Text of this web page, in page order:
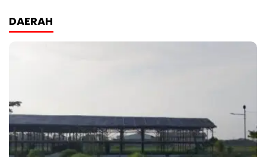
DAERAH